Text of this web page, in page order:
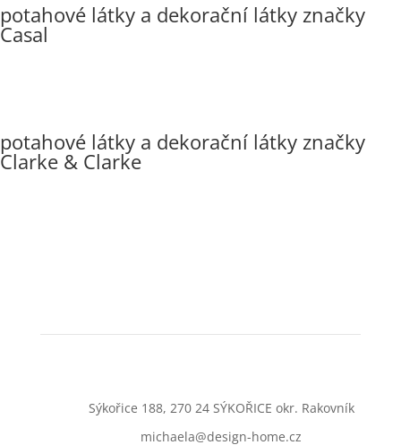
potahové látky a dekorační látky značky
Casal
potahové látky a dekorační látky značky
Clarke & Clarke
Sýkořice 188, 270 24 SÝKOŘICE okr. Rakovník
michaela@design-home.cz